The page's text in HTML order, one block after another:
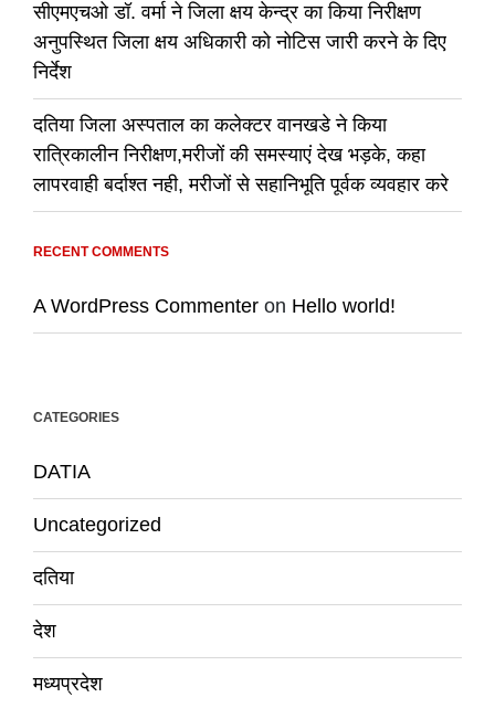
सीएमएचओ डॉ. वर्मा ने जिला क्षय केन्द्र का किया निरीक्षण
अनुपस्थित जिला क्षय अधिकारी को नोटिस जारी करने के दिए
निर्देश
दतिया जिला अस्पताल का कलेक्टर वानखडे ने किया
रात्रिकालीन निरीक्षण,मरीजों की समस्याएं देख भड़के, कहा
लापरवाही बर्दाश्त नही, मरीजों से सहानिभूति पूर्वक व्यवहार करे
RECENT COMMENTS
A WordPress Commenter on Hello world!
CATEGORIES
DATIA
Uncategorized
दतिया
देश
मध्यप्रदेश